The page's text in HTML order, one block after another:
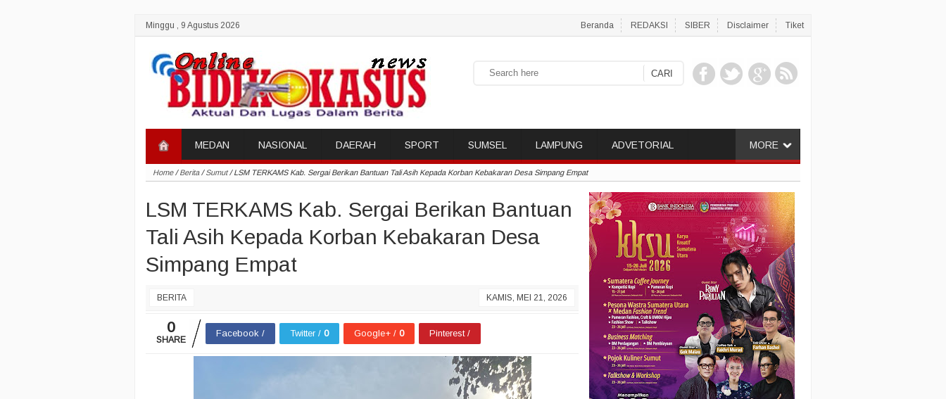
Minggu , 9 Agustus 2026 Beranda REDAKSI SIBER Disclaimer Tiket
MORE
MEDAN NASIONAL DAERAH SPORT SUMSEL LAMPUNG ADVETORIAL
Home/Berita/Sumut/LSM TERKAMS Kab. Sergai Berikan Bantuan Tali Asih Kepada Korban Kebakaran Desa Simpang Empat
LSM TERKAMS Kab. Sergai Berikan Bantuan
Tali Asih Kepada Korban Kebakaran Desa
Simpang Empat
BERITA KAMIS, MEI 21, 2026
0
SHARE
Facebook / Twitter / 0 Google+ / 0 Pinterest /